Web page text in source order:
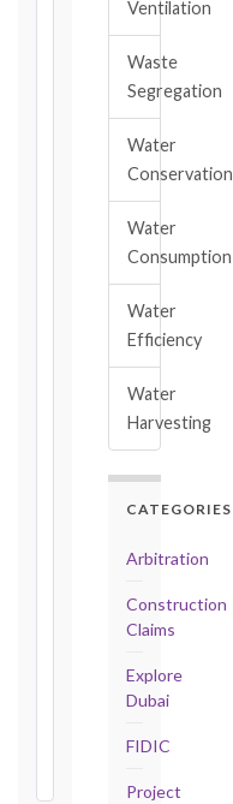
Notice:
Detailed
Claim:
Unforeseeable
Conditions
(Cl. 4.12):
Notice
soon
Notification
Period:
Taking-
Certificate
Ventilation
Waste
Segregation
Water
Conservation
Water
Consumption
Water
Efficiency
Water
Harvesting
CATEGORIES
Arbitration
Construction
Claims
Explore
Dubai
FIDIC
Project